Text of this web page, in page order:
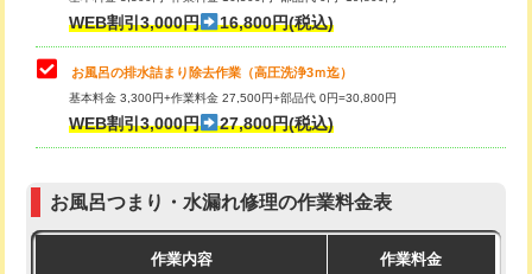
小便器トイレ脱着
その他部品の脱着 8,800円～
交換・取付（タンク）
交換・取付（普通便座） 11,000円+材料費
交換・取付（温水洗浄便座） 16,500円+材料費
WEB割引3,000円 16,800円(税込)
お風呂の排水詰まり除去作業（高圧洗浄3ｍ迄）
基本料金 3,300円+作業料金 27,500円+部品代 0円=30,800円
WEB割引3,000円 27,800円(税込)
お風呂つまり・水漏れ修理の作業料金表
作業内容 作業料金